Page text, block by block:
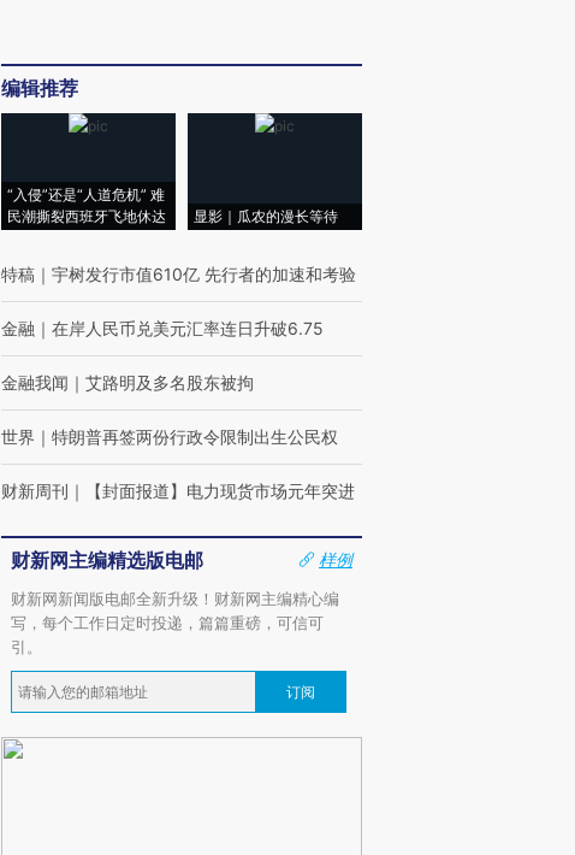
编辑推荐
“入侵”还是“人道危机” 难
民潮撕裂西班牙飞地休达
显影｜瓜农的漫长等待
特稿 ｜ 宇树发行市值610亿 先行者的加速和考验
金融 ｜ 在岸人民币兑美元汇率连日升破6.75
金融我闻 ｜ 艾路明及多名股东被拘
世界 ｜ 特朗普再签两份行政令限制出生公民权
财新周刊 ｜ 【封面报道】电力现货市场元年突进
财新网主编精选版电邮
样例
财新网新闻版电邮全新升级！财新网主编精心编
写，每个工作日定时投递，篇篇重磅，可信可
引。
订阅